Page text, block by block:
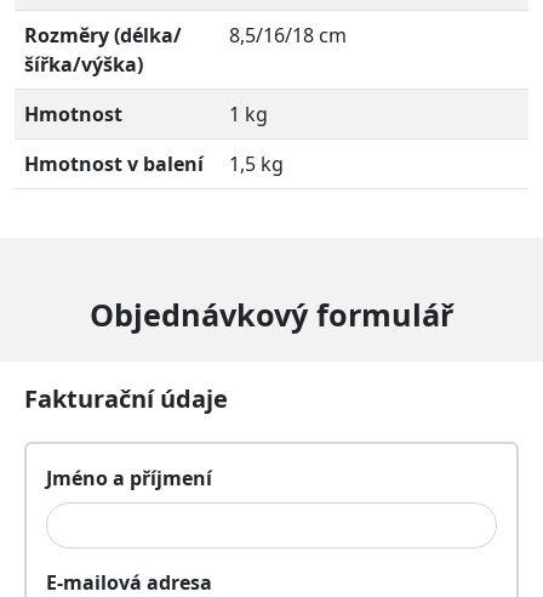
Rozměry (délka/
šířka/výška)
8,5/16/18 cm
Hmotnost
1 kg
Hmotnost v balení
1,5 kg
Objednávkový formulář
Fakturační údaje
Jméno a příjmení
E-mailová adresa